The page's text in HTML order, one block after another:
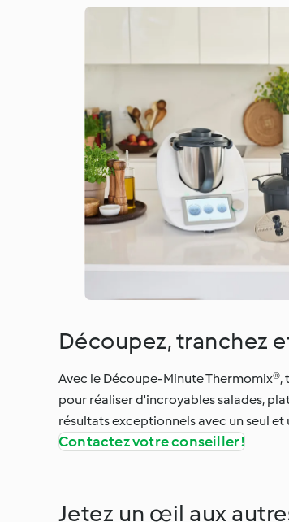
Découpez, tranchez
Avec le Découpe-Minute
pour réaliser d'incroyables salades,
résultats exceptionnels avec un seul et
Contactez votre conseiller !
Jetez un œil aux